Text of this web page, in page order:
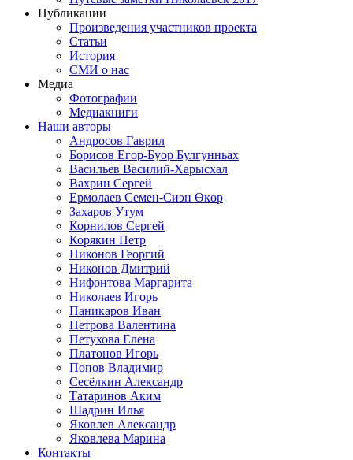
Публикации
Произведения участников проекта
Статьи
История
СМИ о нас
Медиа
Фотографии
Медиакниги
Наши авторы
Андросов Гаврил
Борисов Егор-Буор Булгунньах
Васильев Василий-Харысхал
Вахрин Сергей
Ермолаев Семен-Сиэн Өкөр
Захаров Утум
Корнилов Сергей
Корякин Петр
Никонов Георгий
Никонов Дмитрий
Нифонтова Маргарита
Николаев Игорь
Паникаров Иван
Петрова Валентина
Петухова Елена
Платонов Игорь
Попов Владимир
Сесёлкин Александр
Татаринов Аким
Шадрин Илья
Яковлев Александр
Яковлева Марина
Контакты